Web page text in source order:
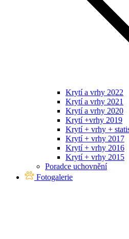
Krytí a vrhy 2022
Krytí a vrhy 2021
Krytí a vrhy 2020
Krytí +vrhy 2019
Krytí + vrhy +
Krytí + vrhy 2017
Krytí + vrhy 2016
Krytí + vrhy 2015
Poradce uchovnění
Fotogalerie